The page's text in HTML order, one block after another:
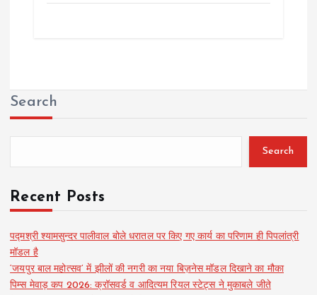
Search
Search
Recent Posts
पद्मश्री श्यामसुन्दर पालीवाल बोले धरातल पर किए गए कार्य का परिणाम ही पिपलांत्री
मॉडल है
‘जयपुर बाल महोत्सव’ में झीलों की नगरी का नया बिज़नेस मॉडल दिखाने का मौका
पिम्स मेवाड़ कप 2026: क्रॉसवर्ड व आदित्यम रियल स्टेट्स ने मुकाबले जीते